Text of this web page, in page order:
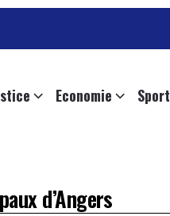
Economie Sport
d’Angers